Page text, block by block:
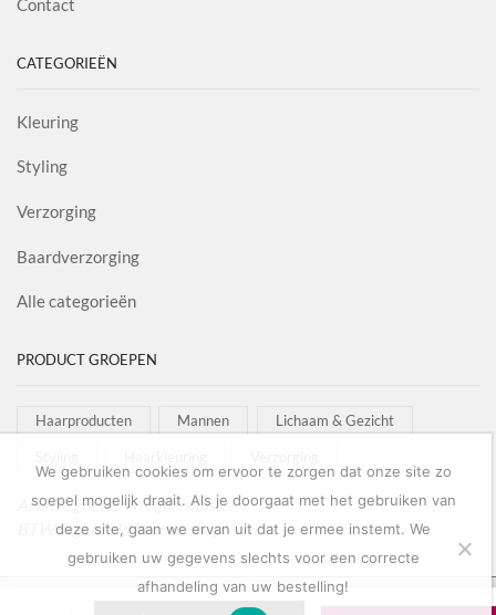
Contact
CATEGORIEËN
Kleuring
Styling
Verzorging
Baardverzorging
Alle categorieën
PRODUCT GROEPEN
Haarproducten Mannen Lichaam & Gezicht
Al onze goederen zijn inclusief
BTW afgebeeld in onze shop!
Copyright © 2022Salon Goederen
We gebruiken cookies om ervoor te zorgen dat onze site zo
soepel mogelijk draait. Als je doorgaat met het gebruiken van
deze site, gaan we ervan uit dat je ermee instemt. We
gebruiken uw gegevens slechts voor een correcte
afhandeling van uw bestelling!